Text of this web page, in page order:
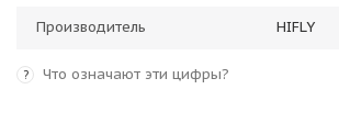
Производитель HIFLY
? Что означают эти цифры?